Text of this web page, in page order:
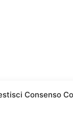
Consenso